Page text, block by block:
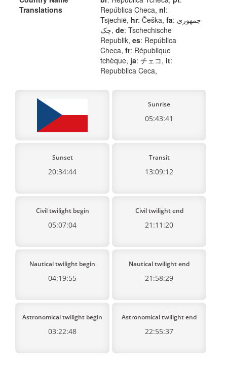
Translations
República Checa, nl:
Tsjechië, hr: Češka, fa: جمهوری
چک, de: Tschechische
Republik, es: República
Checa, fr: République
tchèque, ja: チェコ, it:
Repubblica Ceca,
Sunrise
05:43:41
Sunset
20:34:44
Transit
13:09:12
Civil twilight begin
05:07:04
Civil twilight end
21:11:20
Nautical twilight begin
04:19:55
Nautical twilight end
21:58:29
Astronomical twilight begin
03:22:48
Astronomical twilight end
22:55:37